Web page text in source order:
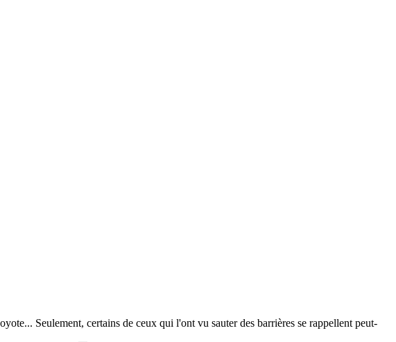
Seulement, certains de ceux qui l'ont vu sauter des barrières se rappellent peut-